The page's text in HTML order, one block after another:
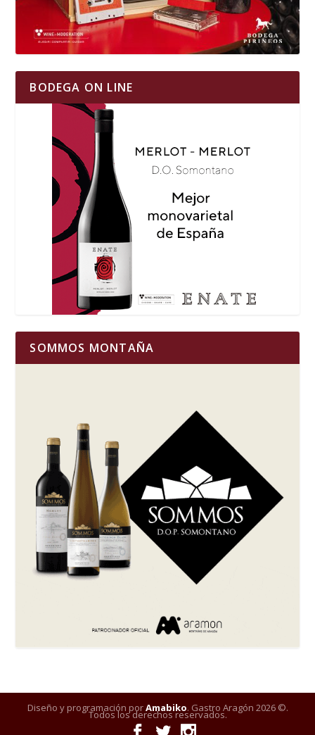
BODEGA ON LINE
SOMMOS MONTAÑA
Diseño y programación porAmabiko. Gastro Aragón 2026 ©.
Todos los derechos reservados.